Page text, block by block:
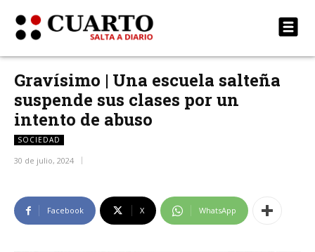
Gravísimo | Una escuela salteña
suspende sus clases por un
intento de abuso
SOCIEDAD
30 de julio, 2024
Facebook X WhatsApp